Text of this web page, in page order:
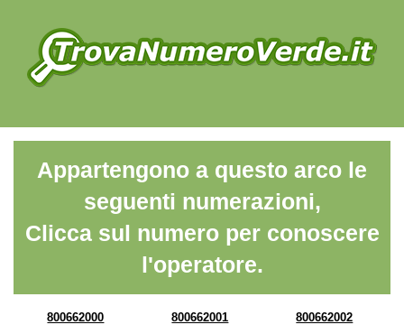
Appartengono a questo arco le
seguenti numerazioni,
Clicca sul numero per conoscere
l'operatore.
800662000 800662001 800662002